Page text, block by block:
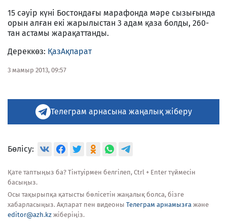
15 сәуір күні Бостондағы марафонда мәре сызығында
орын алған екі жарылыстан 3 адам қаза болды, 260-
тан астамы жарақаттанды.
Дереккөз: ҚазАқпарат
3 мамыр 2013, 09:57
Телеграм арнасына жаңалық жіберу
Бөлісу:
Қате таптыңыз ба? Тінтуірмен белгілеп, Ctrl + Enter түймесін
басыңыз.
Осы тақырыпқа қатысты бөлісетін жаңалық болса, бізге
хабарласыңыз. Ақпарат пен видеоны Телеграм арнамызға және
editor@azh.kz жіберіңіз.